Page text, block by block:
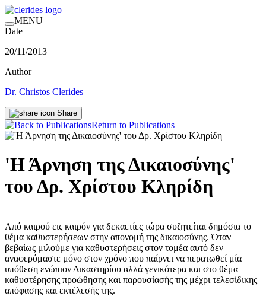
MENU
Date
20/11/2013
Author
Dr. Christos Clerides
Share
Return to Publications
'Η Άρνηση της Δικαιοσύνης'
του Δρ. Χρίστου Κληρίδη
Από καιρού εις καιρόν για δεκαετίες τώρα συζητείται δημόσια το
θέμα καθυστερήσεων στην απονομή της δικαιοσύνης. Όταν
βεβαίως μιλούμε για καθυστερήσεις στον τομέα αυτό δεν
αναφερόμαστε μόνο στον χρόνο που παίρνει να περατωθεί μία
υπόθεση ενώπιον Δικαστηρίου αλλά γενικότερα και στο θέμα
καθυστέρησης προώθησης και παρουσίασής της μέχρι τελεσίδικης
απόφασης και εκτέλεσής της.